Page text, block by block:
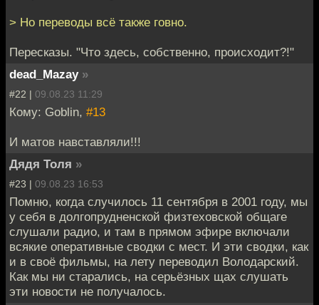
> Но переводы всё также говно.
Пересказы. "Что здесь, собственно, происходит?!"
dead_Mazay »
#22 | 09.08.23 11:29
Кому: Goblin, #13
И матов навставляли!!!
Дядя Толя »
#23 | 09.08.23 16:53
Помню, когда случилось 11 сентября в 2001 году, мы
у себя в долгопрудненской физтеховской общаге
слушали радио, и там в прямом эфире включали
всякие оперативные сводки с мест. И эти сводки, как
и в своё фильмы, на лету переводил Володарский.
Как мы ни старались, на серьёзных щах слушать
эти новости не получалось.